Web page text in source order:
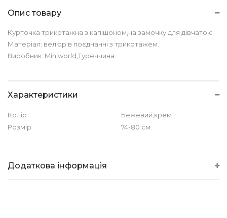
Опис товару
Курточка трикотажна з капішоном,на замочку для дівчаток:
Матеріал: велюр в поєднанні з трикотажем.
Виробник: Miniworld,Туреччина.
Характеристики
Колір
Бежевий,крем
Розмір
74-80 см.
Додаткова інформація